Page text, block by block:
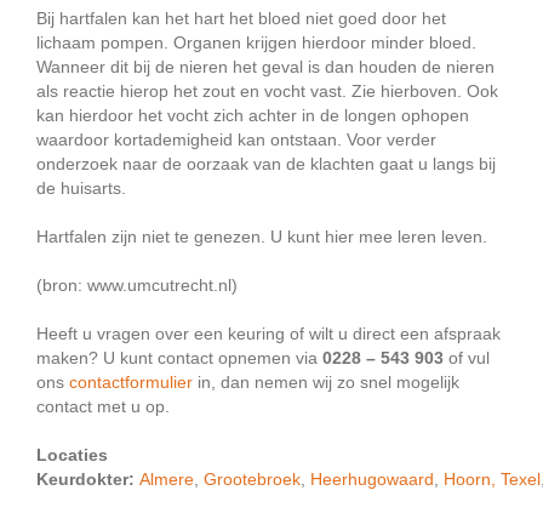
Bij hartfalen kan het hart het bloed niet goed door het
lichaam pompen. Organen krijgen hierdoor minder bloed.
Wanneer dit bij de nieren het geval is dan houden de nieren
als reactie hierop het zout en vocht vast. Zie hierboven. Ook
kan hierdoor het vocht zich achter in de longen ophopen
waardoor kortademigheid kan ontstaan. Voor verder
onderzoek naar de oorzaak van de klachten gaat u langs bij
de huisarts.
Hartfalen zijn niet te genezen. U kunt hier mee leren leven.
(bron: www.umcutrecht.nl)
Heeft u vragen over een keuring of wilt u direct een afspraak
maken? U kunt contact opnemen via 0228 – 543 903 of vul
ons contactformulierin, dan nemen wij zo snel mogelijk
contact met u op.
Locaties
Keurdokter: Almere, Grootebroek, Heerhugowaard Hoorn, Texel